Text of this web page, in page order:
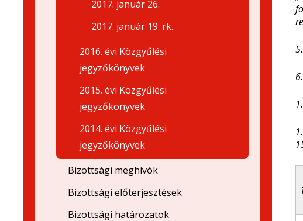
2017. január 26.
2017. január 19. rk.
2016. évi Közgyűlési
jegyzőkönyvek
2015. évi Közgyűlési
jegyzőkönyvek
2014. évi Közgyűlési
jegyzőkönyvek
Bizottsági meghívók
Bizottsági előterjesztések
Bizottsági határozatok